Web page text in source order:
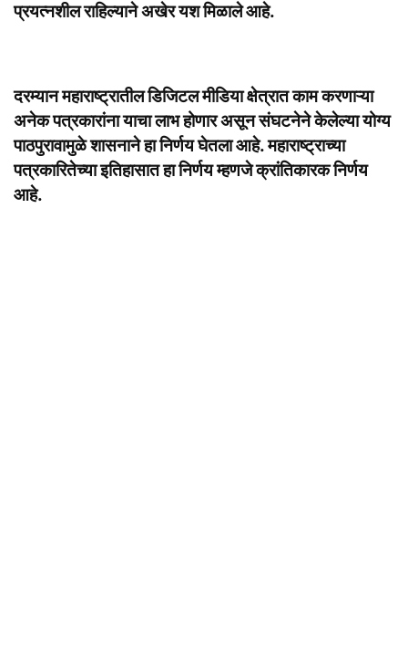
प्रयत्नशील राहिल्याने अखेर यश मिळाले आहे.
दरम्यान महाराष्ट्रातील डिजिटल मीडिया क्षेत्रात काम करणाऱ्या
अनेक पत्रकारांना याचा लाभ होणार असून संघटनेने केलेल्या योग्य
पाठपुरावामुळे शासनाने हा निर्णय घेतला आहे. महाराष्ट्राच्या
पत्रकारितेच्या इतिहासात हा निर्णय म्हणजे क्रांतिकारक निर्णय
आहे.